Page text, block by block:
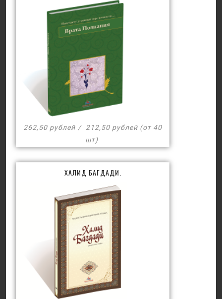
262,50 рублей
212,50 рублей (от 40
шт)
ХАЛИД БАГДАДИ.